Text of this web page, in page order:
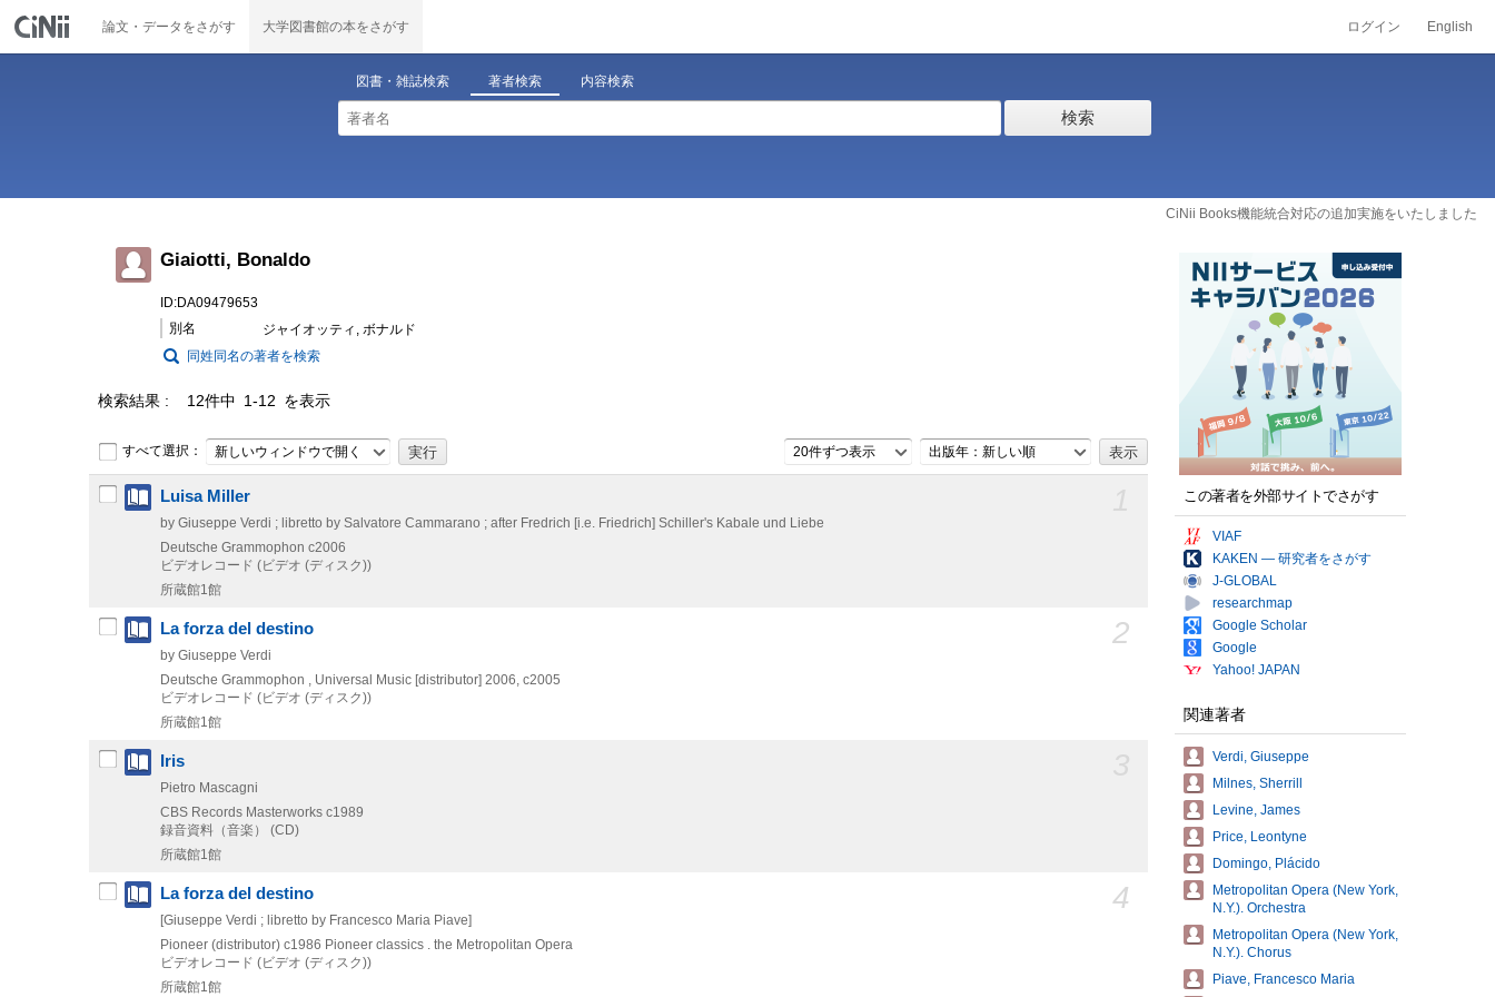
論文・データをさがす 大学図書館の本をさがす ログイン English
図書・雑誌検索 著者検索 内容検索
検索
CiNii Books機能統合対応の追加実施をいたしました
Giaiotti, Bonaldo
ID:DA09479653
別名
ジャイオッティ, ボナルド
同姓同名の著者を検索
検索結果 12件中 1-12 を表示
すべて選択： 新しいウィンドウで開く 20件ずつ表示 出版年：新しい順
Luisa Miller
by Giuseppe Verdi ; libretto by Salvatore Cammarano ; after Fredrich [i.e. Friedrich] Schiller's Kabale und Liebe
Deutsche Grammophon c2006
ビデオレコード (ビデオ (ディスク))
所蔵館1館
2
La forza del destino
by Giuseppe Verdi
Deutsche Grammophon , Universal Music [distributor] 2006, c2005
ビデオレコード (ビデオ (ディスク))
所蔵館1館
Iris
Pietro Mascagni
CBS Records Masterworks c1989
録音資料（音楽） (CD)
所蔵館1館
4
La forza del destino
[Giuseppe Verdi ; libretto by Francesco Maria Piave]
Pioneer (distributor) c1986 Pioneer classics . the Metropolitan Opera
ビデオレコード (ビデオ (ディスク))
所蔵館1館
この著者を外部サイトでさがす
VIAF
KAKEN — 研究者をさがす
J-GLOBAL
researchmap
Google Scholar
Google
Yahoo! JAPAN
関連著者
Verdi, Giuseppe
Milnes, Sherrill
Levine, James
Price, Leontyne
Domingo, Plácido
Metropolitan Opera (New York,
N.Y.). Orchestra
Metropolitan Opera (New York,
N.Y.). Chorus
Piave, Francesco Maria